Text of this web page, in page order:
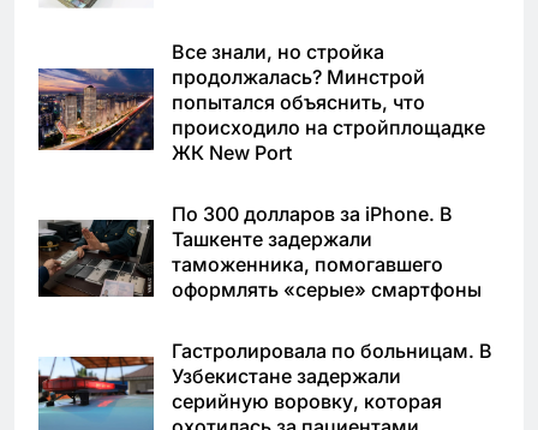
Все знали, но стройка
продолжалась? Минстрой
попытался объяснить, что
происходило на стройплощадке
ЖК New Port
По 300 долларов за iPhone. В
Ташкенте задержали
таможенника, помогавшего
оформлять «серые» смартфоны
Гастролировала по больницам. В
Узбекистане задержали
серийную воровку, которая